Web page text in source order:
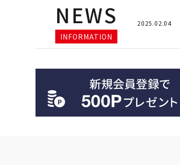
サポートグッズ
NEWS
INFORMATION
2025.02.04